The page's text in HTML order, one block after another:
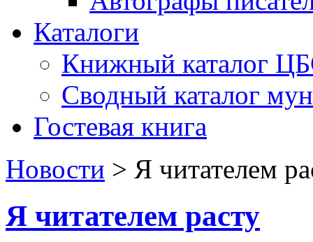
Каталоги
Книжный каталог
Сводный каталог
Гостевая книга
Новости > Я читателем
Я читателем расту